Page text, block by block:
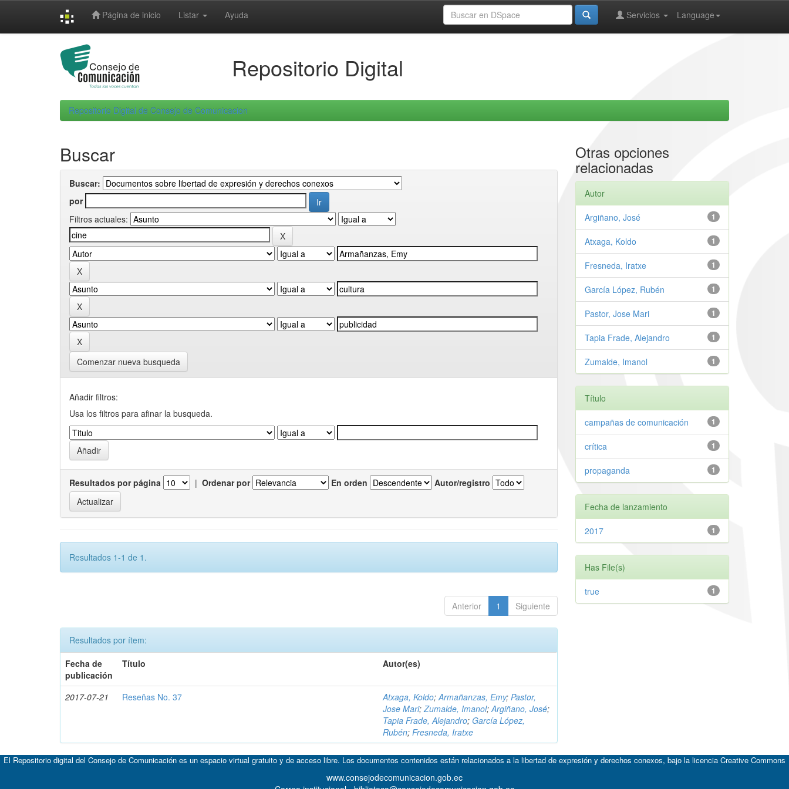
Página de inicio Listar Ayuda Language
Servicios
Repositorio Digital
Repositorio Digital de Consejo de Comunicacion
Buscar
Buscar:
por
Filtros actuales:
Comenzar nueva busqueda
Añadir filtros:
Usa los filtros para afinar la busqueda.
Resultados por página | Ordenar por En orden Autor/registro
Resultados 1-1 de 1.
Anterior 1 Siguiente
Resultados por ítem:
Fecha de
publicación
Título Autor(es)
2017-07-21 Reseñas No. 37 Atxaga, Koldo;Armañanzas, Emy;Pastor,
Jose Mari;Zumalde, Imanol;Argiñano, José;
Tapia Frade, Alejandro; García López,
Rubén;Fresneda, Iratxe
Otras opciones
relacionadas
Autor
1
Argiñano, José
1
Atxaga, Koldo
1
Fresneda, Iratxe
1
García López, Rubén
1
Pastor, Jose Mari
1
Tapia Frade, Alejandro
1
Zumalde, Imanol
Título
1
campañas de comunicación
1
crítica
1
propaganda
Fecha de lanzamiento
1
2017
Has File(s)
1
true
El Repositorio digital del Consejo de Comunicación es un espacio virtual gratuito y de acceso libre. Los documentos contenidos están relacionados a la libertad de expresión y derechos conexos, bajo la licencia Creative Commons
www.consejodecomunicacion.gob.ec